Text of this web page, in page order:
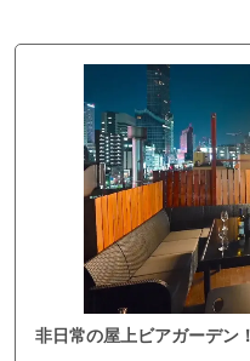
非日常の屋上ビアガーデン